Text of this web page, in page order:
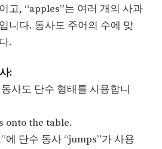
고, “apples”는 여러 개의 사과
니다. 동사도 주어의 수에 맞
.
:
사도 단수 형태를 사용합니
onto the table.
에 단수 동사 “jumps”가 사용